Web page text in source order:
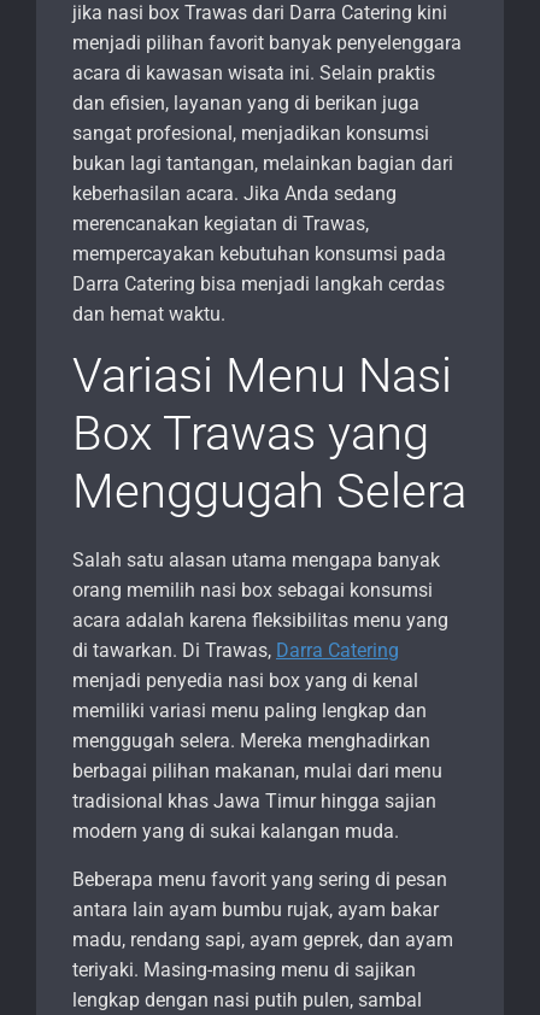
jika nasi box Trawas dari Darra Catering kini
menjadi pilihan favorit banyak penyelenggara
acara di kawasan wisata ini. Selain praktis
dan efisien, layanan yang di berikan juga
sangat profesional, menjadikan konsumsi
bukan lagi tantangan, melainkan bagian dari
keberhasilan acara. Jika Anda sedang
merencanakan kegiatan di Trawas,
mempercayakan kebutuhan konsumsi pada
Darra Catering bisa menjadi langkah cerdas
dan hemat waktu.
Variasi Menu Nasi
Box Trawas yang
Menggugah Selera
Salah satu alasan utama mengapa banyak
orang memilih nasi box sebagai konsumsi
acara adalah karena fleksibilitas menu yang
di tawarkan. Di Trawas, Darra Catering
menjadi penyedia nasi box yang di kenal
memiliki variasi menu paling lengkap dan
menggugah selera. Mereka menghadirkan
berbagai pilihan makanan, mulai dari menu
tradisional khas Jawa Timur hingga sajian
modern yang di sukai kalangan muda.
Beberapa menu favorit yang sering di pesan
antara lain ayam bumbu rujak, ayam bakar
madu, rendang sapi, ayam geprek, dan ayam
teriyaki. Masing-masing menu di sajikan
lengkap dengan nasi putih pulen, sambal